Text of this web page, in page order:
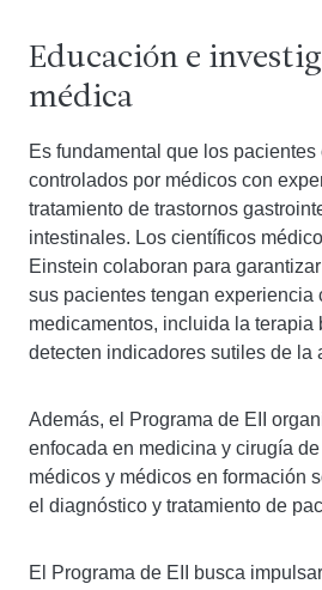
Educación e
médica
Es fundamental que los pacientes
controlados por médicos con
tratamiento de trastornos
intestinales. Los científicos
Einstein colaboran para
sus pacientes tengan experiencia
medicamentos, incluida la terapia
detecten indicadores sutiles de la
Además, el Programa de EII
enfocada en medicina y cirugía
médicos y médicos en formación
el diagnóstico y tratamiento de
El Programa de EII busca